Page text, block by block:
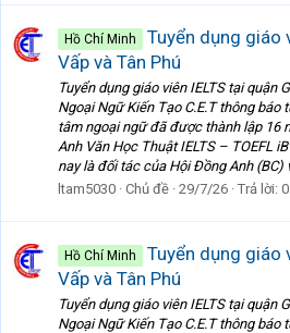
Hồ Chí Minh
Tuyển dụng giáo
Vấp và Tân Phú
Tuyển dụng giáo viên IELTS tại quận
Ngoại Ngữ Kiến Tạo C.E.T thông báo
tâm ngoại ngữ đã được thành lập 16
Anh Văn Học Thuật IELTS – TOEFL
nay là đối tác của Hội Đồng Anh (BC)
ltam5030 Chủ đề 29/7/26 Trả lời: 0
Hồ Chí Minh
Tuyển dụng giáo
Vấp và Tân Phú
Tuyển dụng giáo viên IELTS tại quận
Ngoại Ngữ Kiến Tạo C.E.T thông báo